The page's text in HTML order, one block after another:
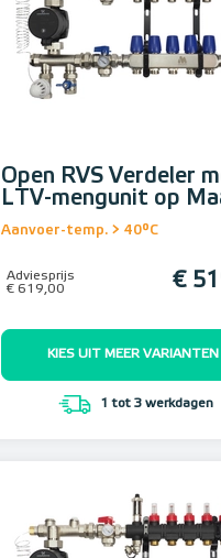
Open RVS Verdeler
LTV-mengunit op
Aanvoer-temp. > 40°C
Adviesprijs
€ 619,00
€
KIES UIT MEER VARIANTEN
1 tot 3 werkdagen